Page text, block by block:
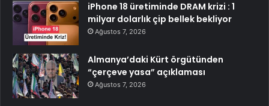
iPhone 18 üretiminde DRAM krizi : 1
milyar dolarlık çip bellek bekliyor
Ağustos 7, 2026
Almanya’daki Kürt örgütünden
“çerçeve yasa” açıklaması
Ağustos 7, 2026